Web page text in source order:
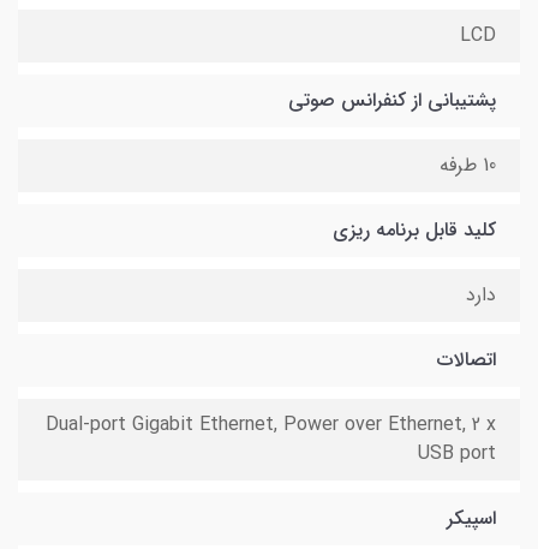
LCD
پشتیبانی از کنفرانس صوتی
10 طرفه
کلید قابل برنامه ریزی
دارد
اتصالات
Dual-port Gigabit Ethernet, Power over Ethernet, 2 x
USB port
اسپیکر